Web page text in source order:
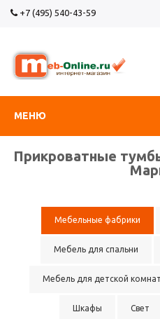
+7 (495) 540-43-59
МЕНЮ
Прикроватные
Мебельные фабрики
Мебель для спальни
Мебель для детской
Шкафы Свет